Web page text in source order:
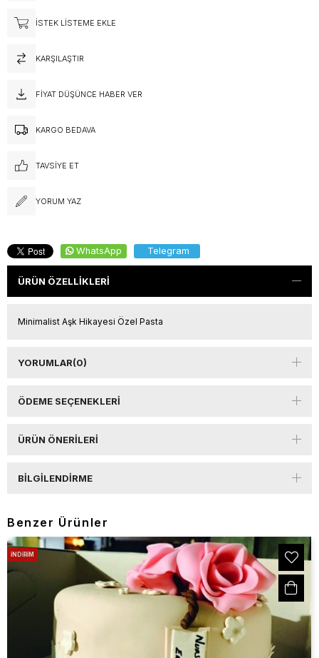
İSTEK LISTEME EKLE
KARŞILAŞTIR
FIYAT DÜŞÜNCE HABER VER
KARGO BEDAVA
TAVSIYE ET
YORUM YAZ
WhatsApp Telegram
ÜRÜN ÖZELLIKLERI
Minimalist Aşk Hikayesi Özel Pasta
YORUMLAR(0)
ÖDEME SEÇENEKLERI
ÜRÜN ÖNERILERI
BILGILENDIRME
Benzer Ürünler
İNDIRIM